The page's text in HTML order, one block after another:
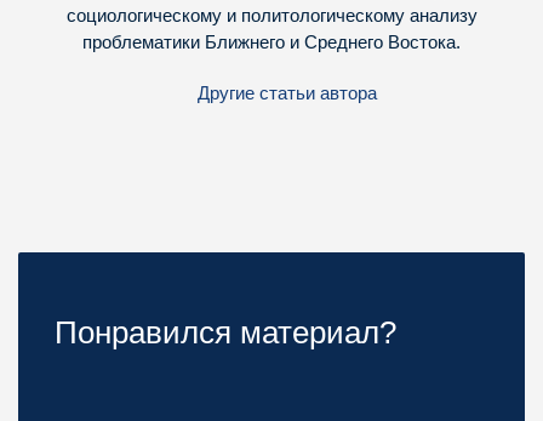
социологическому и политологическому анализу
проблематики Ближнего и Среднего Востока.
Другие статьи автора
Понравился материал?